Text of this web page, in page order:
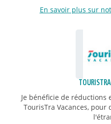
En savoir plus sur
Je bénéficie de réductions
TourisTra Vacances, pour